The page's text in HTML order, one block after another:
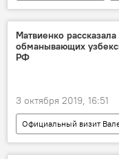
смартфон
Узбекистан
Матвиенко
обманывающих
РФ
3 октября 2019, 16:51
Радио
В